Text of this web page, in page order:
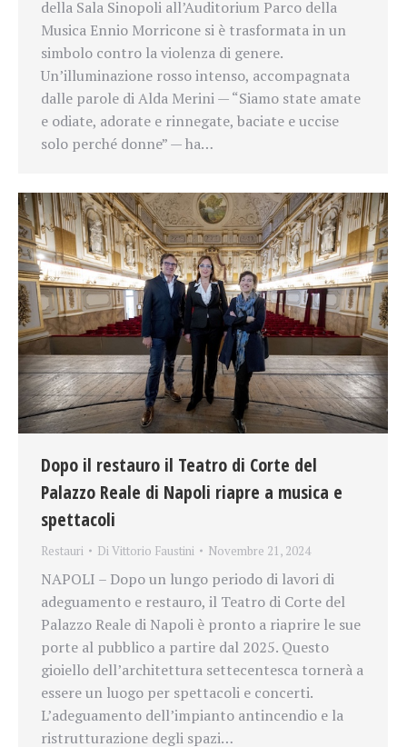
della Sala Sinopoli all’Auditorium Parco della
Musica Ennio Morricone si è trasformata in un
simbolo contro la violenza di genere.
Un’illuminazione rosso intenso, accompagnata
dalle parole di Alda Merini — “Siamo state amate
e odiate, adorate e rinnegate, baciate e uccise
solo perché donne” — ha…
Dopo il restauro il Teatro di Corte del
Palazzo Reale di Napoli riapre a musica e
spettacoli
Restauri DiVittorio Faustini Novembre 21, 2024
NAPOLI – Dopo un lungo periodo di lavori di
adeguamento e restauro, il Teatro di Corte del
Palazzo Reale di Napoli è pronto a riaprire le sue
porte al pubblico a partire dal 2025. Questo
gioiello dell’architettura settecentesca tornerà a
essere un luogo per spettacoli e concerti.
L’adeguamento dell’impianto antincendio e la
ristrutturazione degli spazi…